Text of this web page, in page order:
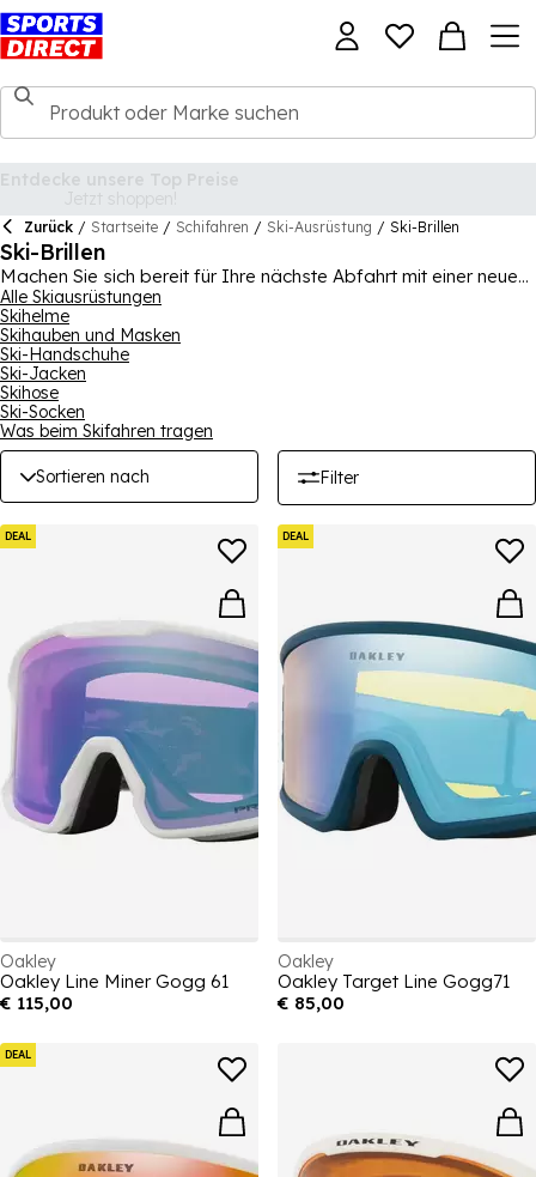
Zurück / Startseite / Schifahren / Ski-Ausrüstung / Ski-Brillen
Ski-Brillen
Machen Sie sich bereit für Ihre nächste Abfahrt mit einer neuen
Skibrille. Wir führen eine große Auswahl der besten Skibrillen für
Männer, Frauen und Kinder von vertrauenswürdigen Marken im
Skisport wieNevicaund
sein können, dass Ihre Augen geschützt sind und die Piste vor
Ihnen perfekt sichtbar ist. Wählen Sie aus einer Vielzahl von
Stilen und Farben, um Ihre ideale Skibrille auszuwählen,
während Sie darauf abzielen, beim Skifahren gut auszusehen.
Alle Skiausrüstungen
Skihelme
Skihauben und Masken
Ski-Handschuhe
Ski-Jacken
Skihose
Ski-Socken
Was beim Skifahren tragen
Sortieren nach Filter
DEAL
Oakley
Oakley Line Miner Gogg 61
€ 115,00
DEAL
Oakley
Oakley Target Line Gogg71
€ 85,00
DEAL